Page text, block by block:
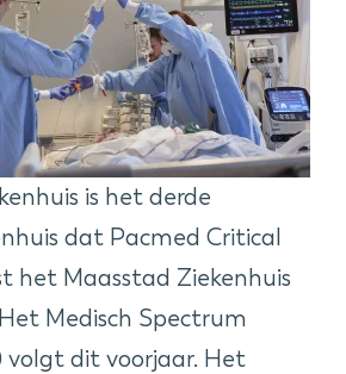
is het derde
dat Pacmed Critical
het Maasstad Ziekenhuis
Medisch Spectrum
volgt dit voorjaar. Het